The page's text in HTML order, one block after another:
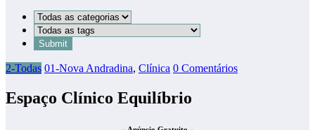
2-Todas 01-Nova Andradina, Clínica 0 Comentários
Espaço Clínico Equilíbrio